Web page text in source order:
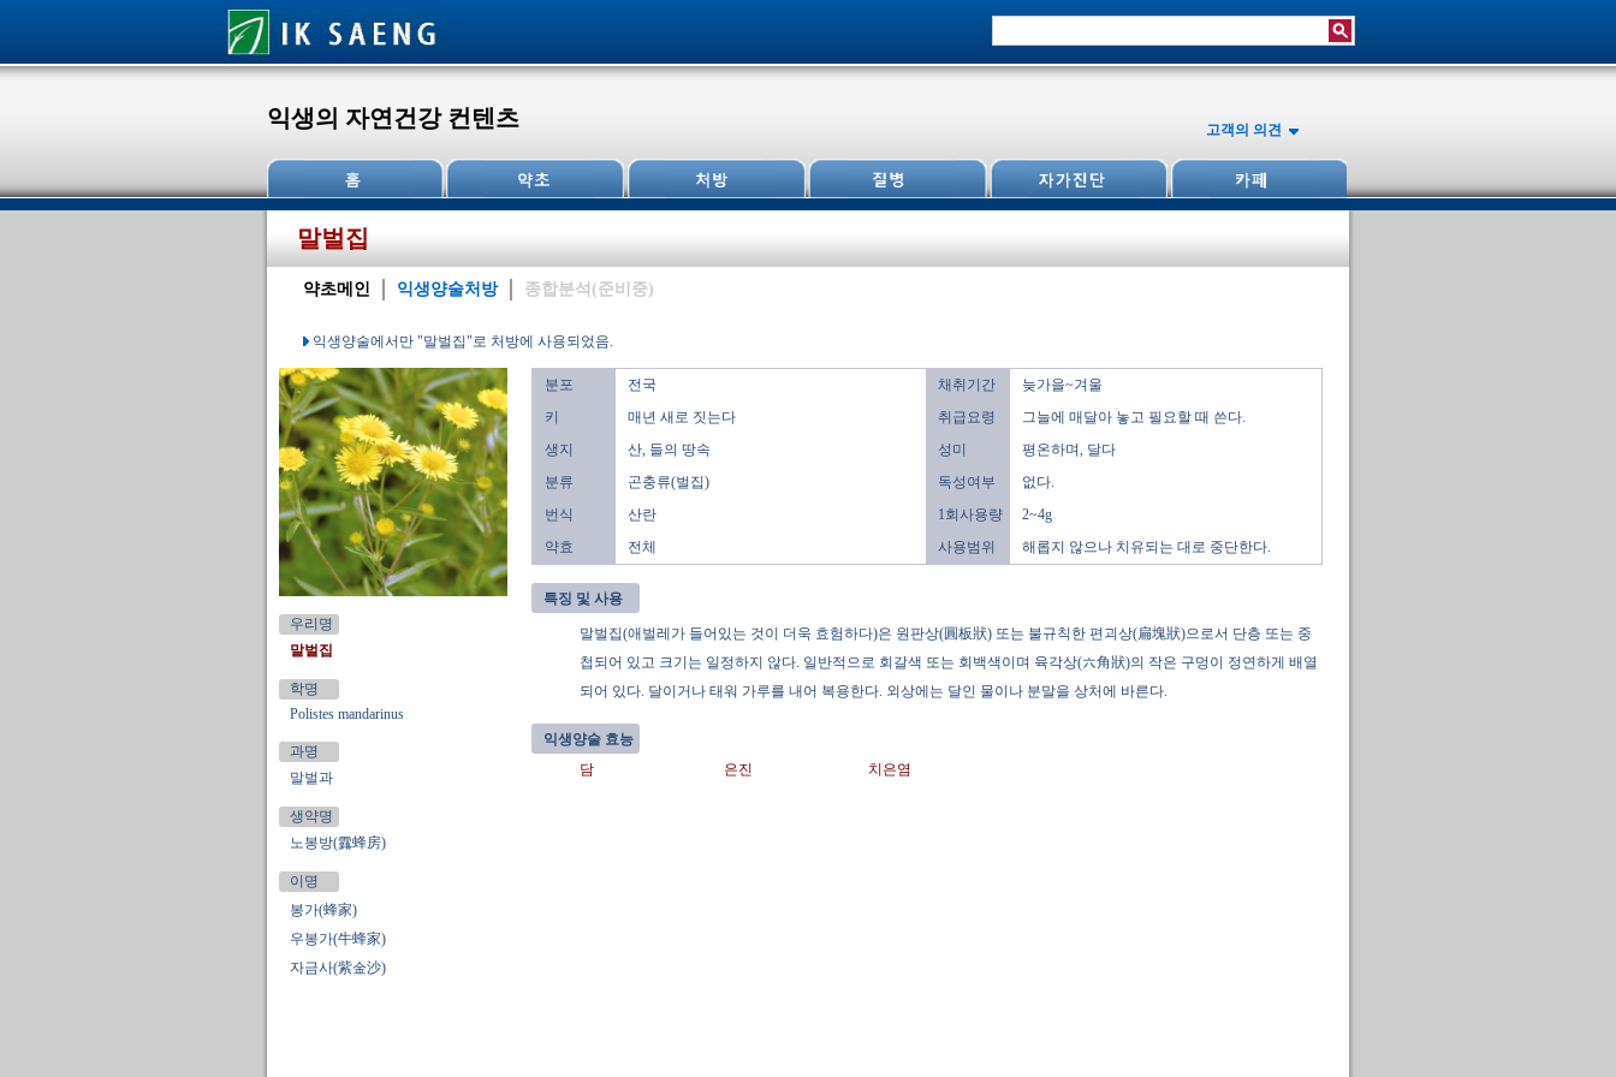
익생의 자연건강 컨텐츠 고객의 의견
말벌집
약초메인 익생양술처방 종합분석(준비중)
익생양술에서만 "말벌집"로 처방에 사용되었음.
우리명
말벌집
학명
Polistes mandarinus
과명
말벌과
생약명
노봉방(露蜂房)
이명
봉가(蜂家)
우봉가(牛蜂家)
자금사(紫金沙)
분포 전국 채취기간
늦가을~겨울
키
매년 새로 짓는다 취급요령
그늘에 매달아 놓고 필요할 때 쓴다.
생지
산, 들의 땅속 성미
평온하며, 달다
분류
곤충류(벌집) 독성여부
없다.
번식
산란 1회사용량
2~4g
약효
전체 사용범위 해롭지 않으나 치유되는 대로 중단한다.
특징 및 사용
말벌집(애벌레가 들어있는 것이 더욱 효험하다)은 원판상(圓板狀) 또는 불규칙한 편괴상(扁塊狀)으로서 단층 또는 중
첩되어 있고 크기는 일정하지 않다. 일반적으로 회갈색 또는 회백색이며 육각상(六角狀)의 작은 구멍이 정연하게 배열
되어 있다. 달이거나 태워 가루를 내어 복용한다. 외상에는 달인 물이나 분말을 상처에 바른다.
익생양술 효능
담
은진 치은염